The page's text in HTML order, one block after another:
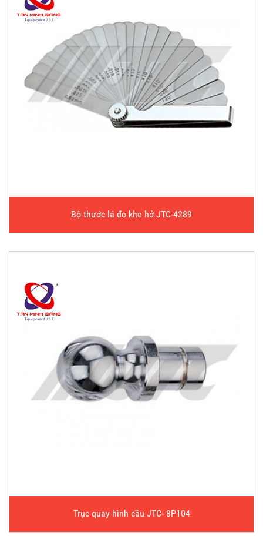
Bộ thước lá đo khe hở JTC-4289
Trục quay hình cầu JTC- 8P104